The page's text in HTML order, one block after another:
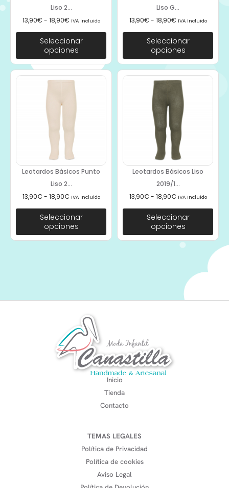
Liso 2...
13,90€ - 18,90€ IVA Incluido
Seleccionar
opciones
Liso G...
13,90€ - 18,90€ IVA Incluido
Seleccionar
opciones
Leotardos Básicos Punto
Liso 2...
13,90€ - 18,90€ IVA Incluido
Seleccionar
opciones
Leotardos Básicos Liso
2019/1...
13,90€ - 18,90€ IVA Incluido
Seleccionar
opciones
Inicio
Tienda
Contacto
TEMAS LEGALES
Política de Privacidad
Política de cookies
Aviso Legal